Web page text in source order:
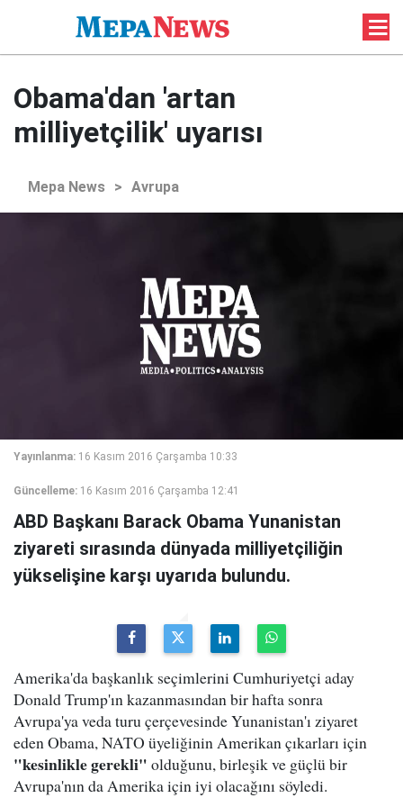
Obama'dan 'artan
milliyetçilik' uyarısı
Mepa News > Avrupa
Yayınlanma: 16 Kasım 2016 Çarşamba 10:33
Güncelleme: 16 Kasım 2016 Çarşamba 12:41
ABD Başkanı Barack Obama Yunanistan
ziyareti sırasında dünyada milliyetçiliğin
yükselişine karşı uyarıda bulundu.
Amerika'da başkanlık seçimlerini Cumhuriyetçi aday
Donald Trump'ın kazanmasından bir hafta sonra
Avrupa'ya veda turu çerçevesinde Yunanistan'ı ziyaret
eden Obama, NATO üyeliğinin Amerikan çıkarları için
"kesinlikle gerekli" olduğunu, birleşik ve güçlü bir
Avrupa'nın da Amerika için iyi olacağını söyledi.